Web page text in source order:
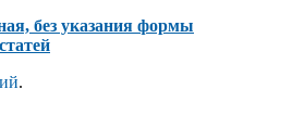
без указания формы
.